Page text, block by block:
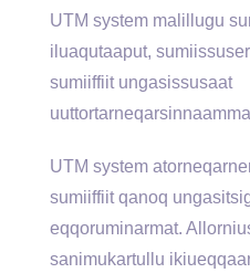
UTM system malillugu
iluaqutaaput,
sumiiffiit ungasissusaat
UTM system
sumiiffiit qanoq
eqqoruminarmat.
sanimukartullu